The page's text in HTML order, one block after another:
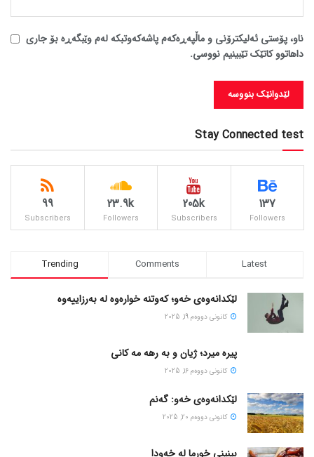
ناو، پۆستی ئەلیکترۆنی و ماڵپەڕەکەم پاشەکەوتبکە لەم وێبگەڕە بۆ جاری
داهاتوو کاتێک تێبینیم نووسی.
Stay Connected test
137
Followers
205k
Subscribers
23.9k
Followers
99
Subscribers
Trending Comments Latest
لێکدانەوەی خەو؛ کەوتنە خوارەوە لە بەرزاییەوە
كانونی دووه‌م 19, 2025
پیره میرد؛ ژیان و به رهه مه کانی
كانونی دووه‌م 16, 2025
لێکدانەوەی خەو: گەنم
كانونی دووه‌م 20, 2025
بینینی خورما لە خەودا